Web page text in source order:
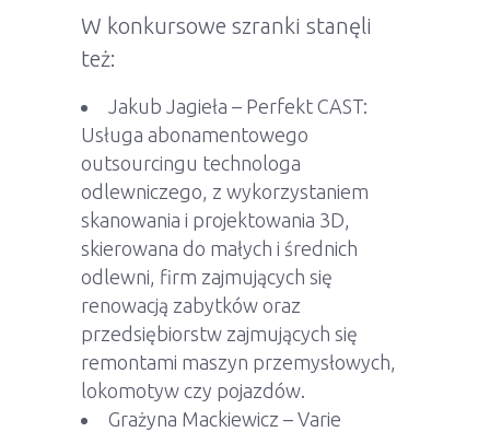
W konkursowe szranki stanęli
też:
Jakub Jagieła – Perfekt CAST:
Usługa abonamentowego
outsourcingu technologa
odlewniczego, z wykorzystaniem
skanowania i projektowania 3D,
skierowana do małych i średnich
odlewni, firm zajmujących się
renowacją zabytków oraz
przedsiębiorstw zajmujących się
remontami maszyn przemysłowych,
lokomotyw czy pojazdów.
Grażyna Mackiewicz – Varie